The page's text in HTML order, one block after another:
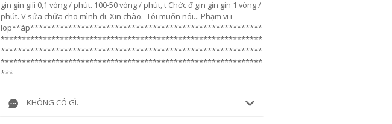
gin gin giíi 0,1 vòng / phút. 100-50 vòng / phút, t Chớc đ gin gin gin 1 vòng /
phút. V sửa chữa cho mình đi. Xin chào. Tôi muốn nói... Phạm vi i
lop**áp*******************************************************
**************************************************************
**************************************************************
**************************************************************
***
KHÔNG CÓ GÌ.